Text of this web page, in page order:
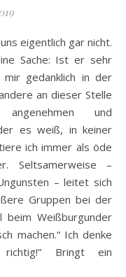
Sache: Ist er sehr
gedanklich in der
an dieser Stelle
und
es weiß, in keiner
ich immer als öde
Seltsamerweise –
– leitet sich
Gruppen bei der
beim Weißburgunder
machen.“ Ich denke
Bringt ein